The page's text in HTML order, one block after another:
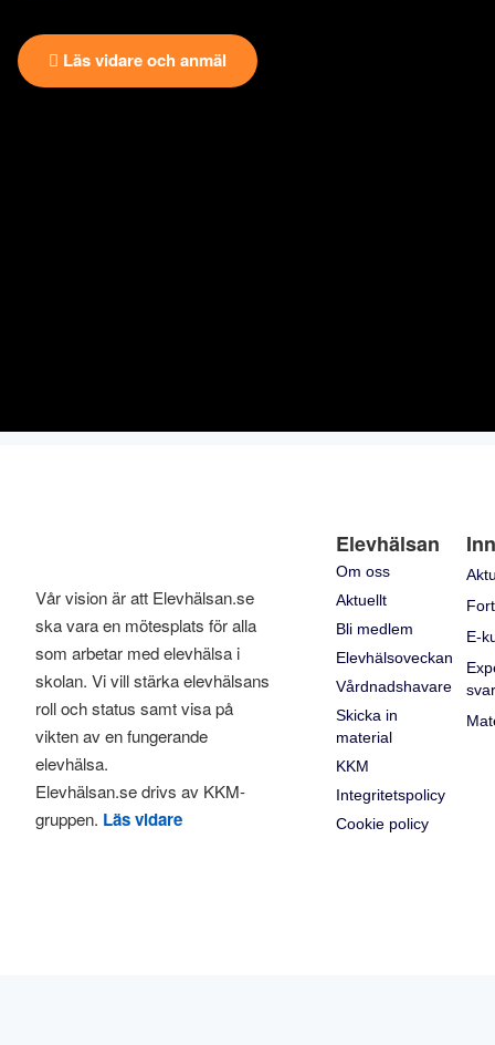
Läs vidare och anmäl
Vår vision är att Elevhälsan.se
ska vara en mötesplats för alla
som arbetar med elevhälsa i
skolan. Vi vill stärka elevhälsans
roll och status samt visa på
vikten av en fungerande
elevhälsa.
Elevhälsan.se drivs av KKM-
gruppen. Läs vidare
Elevhälsan
Om oss
Aktuellt
Bli medlem
Elevhälsoveckan
Vårdnadshavare
Skicka in
material
KKM
Integritetspolicy
Cookie policy
E-